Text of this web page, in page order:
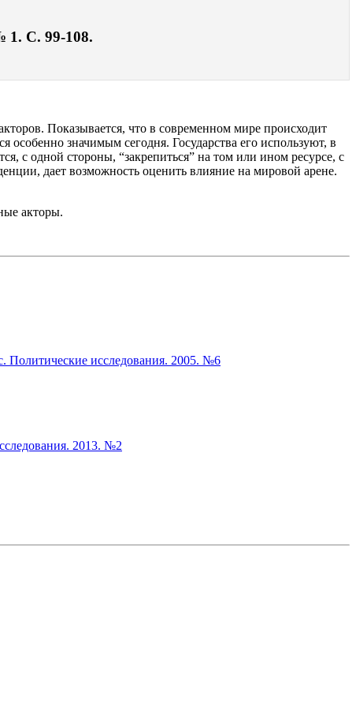
1. С. 99-108.
Показывается, что в современном мире происходит
значимым сегодня. Государства его используют, в
с одной стороны, “закрепиться” на том или ином ресурсе, с
дает возможность оценить влияние на мировой арене.
акторы.
Политические исследования. 2005. №6
2013. №2